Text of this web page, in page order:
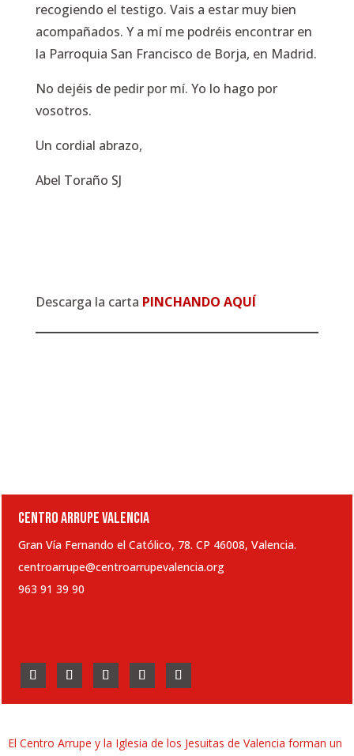
recogiendo el testigo. Vais a estar muy bien
acompañados. Y a mí me podréis encontrar en
la Parroquia San Francisco de Borja, en Madrid.
No dejéis de pedir por mí. Yo lo hago por
vosotros.
Un cordial abrazo,
Abel Toraño SJ
Descarga la carta PINCHANDO AQUÍ
CENTRO ARRUPE VALENCIA
Gran Vía Fernando el Católico, 78. CP 46008, Valencia.
centroarrupe@centroarrupevalencia.org
963 91 39 90
El Centro Arrupe y la Iglesia de los Jesuitas de Valencia forman un